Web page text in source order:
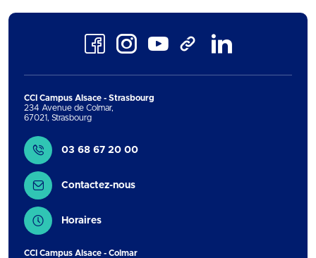
FacebookInstagramYoutube TikTok
CCI Campus Alsace - Strasbourg
234 Avenue de Colmar,
67021, Strasbourg
Contact
03 68 67 20 00
Contactez-nous
Horaires
CCI Campus Alsace - Colmar